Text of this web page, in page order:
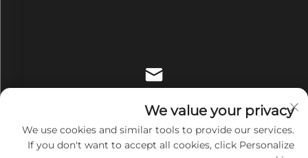
We value your privacy
We use cookies and similar tools to provide our services.
If you don't want to accept all cookies, click Personalize